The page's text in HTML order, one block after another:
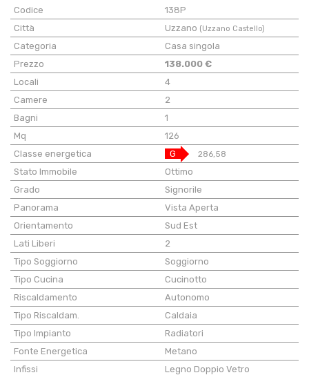
Codice
138P
Città
Uzzano (Uzzano Castello)
Categoria
Casa singola
Prezzo
138.000 €
Locali
4
Camere
2
Bagni
1
Mq
126
Classe energetica
G 286,58
Stato Immobile
Ottimo
Grado
Signorile
Panorama
Vista Aperta
Orientamento
Sud Est
Lati Liberi
2
Tipo Soggiorno
Soggiorno
Tipo Cucina
Cucinotto
Riscaldamento
Autonomo
Tipo Riscaldam.
Caldaia
Tipo Impianto
Radiatori
Fonte Energetica
Metano
Infissi
Legno Doppio Vetro